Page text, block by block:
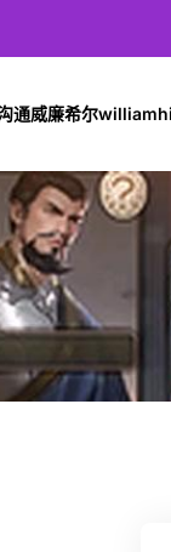
通威廉希尔